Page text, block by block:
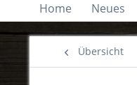
Home Neues
Übersicht